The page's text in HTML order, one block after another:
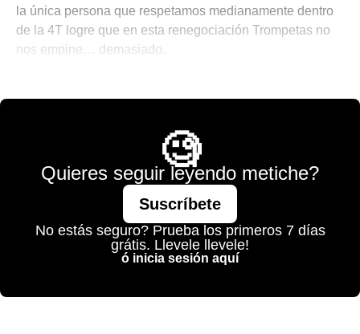
la única persona que respetamos medianamente dentro
de la 4T logre que en esta renegociación Trompetas no
nos empine… demasiado.
🧐
Quieres seguir leyendo metiche?
Suscríbete
No estás seguro? Prueba los primeros 7 días
grátis. Llevele llevele!
ó inicia sesión aquí